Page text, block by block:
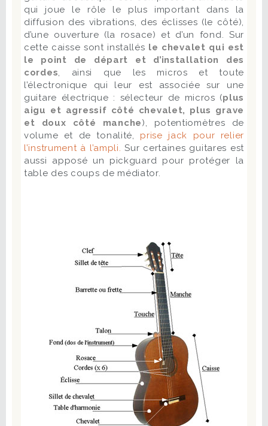
qui joue le rôle le plus important dans la
diffusion des vibrations, des éclisses (le côté),
d’une ouverture (la rosace) et d’un fond. Sur
cette caisse sont installés le chevalet qui est
le point de départ et d’installation des
cordes, ainsi que les micros et toute
l’électronique qui leur est associée sur une
guitare électrique : sélecteur de micros (plus
aigu et agressif côté chevalet, plus grave
et doux côté manche), potentiomètres de
volume et de tonalité, prise jack pour relier
l’instrument à l’ampli. Sur certaines guitares est
aussi apposé un pickguard pour protéger la
table des coups de médiator.